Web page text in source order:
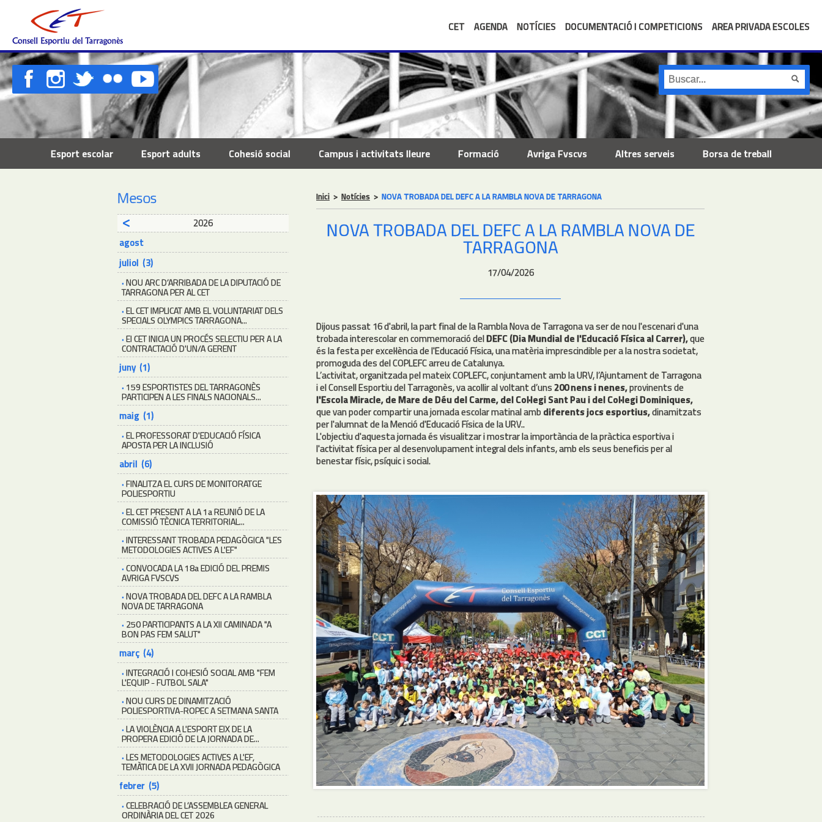
CET AGENDA NOTÍCIES DOCUMENTACIÓ I COMPETICIONS AREA PRIVADA ESCOLES
Esport escolar Esport adults Cohesió social Campus i activitats lleure Formació Avriga Fvscvs Altres serveis Borsa de treball
Mesos
2026
agost
juliol (3)
·NOU ARC D’ARRIBADA DE LA DIPUTACIÓ DE
TARRAGONA PER AL CET
·EL CET IMPLICAT AMB EL VOLUNTARIAT DELS
SPECIALS OLYMPICS TARRAGONA...
·El CET INICIA UN PROCÉS SELECTIU PER A LA
CONTRACTACIÓ D'UN/A GERENT
juny (1)
· 159 ESPORTISTES DEL TARRAGONÈS
PARTICIPEN A LES FINALS NACIONALS...
maig (1)
·EL PROFESSORAT D'EDUCACIÓ FÍSICA
APOSTA PER LA INCLUSIÓ
abril (6)
·FINALITZA EL CURS DE MONITORATGE
POLIESPORTIU
·EL CET PRESENT A LA 1a REUNIÓ DE LA
COMISSIÓ TÈCNICA TERRITORIAL...
·INTERESSANT TROBADA PEDAGÒGICA "LES
METODOLOGIES ACTIVES A L'EF"
·CONVOCADA LA 18a EDICIÓ DEL PREMIS
AVRIGA FVSCVS
·NOVA TROBADA DEL DEFC A LA RAMBLA
NOVA DE TARRAGONA
· 250 PARTICIPANTS A LA XII CAMINADA "A
BON PAS FEM SALUT"
març (4)
·INTEGRACIÓ I COHESIÓ SOCIAL AMB "FEM
L'EQUIP - FUTBOL SALA"
·NOU CURS DE DINAMITZACIÓ
POLIESPORTIVA-ROPEC A SETMANA SANTA
·LA VIOLÈNCIA A L'ESPORT EIX DE LA
PROPERA EDICIÓ DE LA JORNADA DE...
·LES METODOLOGIES ACTIVES A L'EF,
TEMÀTICA DE LA XVII JORNADA PEDAGÒGICA
febrer (5)
·CELEBRACIÓ DE L’ASSEMBLEA GENERAL
ORDINÀRIA DEL CET 2026
Inici > Notícies > NOVA TROBADA DEL DEFC A LA RAMBLA NOVA DE TARRAGONA
NOVA TROBADA DEL DEFC A LA RAMBLA NOVA DE
TARRAGONA
17/04/2026
Dijous passat 16 d'abril, la part final de la Rambla Nova de Tarragona va ser de nou l'escenari d'una
trobada interescolar en commemoració delDEFC (Dia Mundial de l'Educació Física al Carrer),que
és la festa per excel·lència de l'Educació Física, una matèria imprescindible per a la nostra societat,
promoguda des del COPLEFC arreu de Catalunya.
L’activitat, organitzada pel mateix COPLEFC, conjuntament amb la URV, l’Ajuntament de Tarragona
i el Consell Esportiu del Tarragonès, va acollir al voltant d’uns200 nens i nenes,provinents de
l'Escola Miracle, de Mare de Déu del Carme, del Col·legi Sant Pau i del Col·legi Dominiques,
que van poder compartir una jornada escolar matinal amb diferents jocs esportius,dinamitzats
per l'alumnat de la Menció d'Educació Física de la URV..
L'objectiu d'aquesta jornada és visualitzar i mostrar la importància de la pràctica esportiva i
l'activitat física per al desenvolupament integral dels infants, amb els seus beneficis per al
benestar físic, psíquic i social.